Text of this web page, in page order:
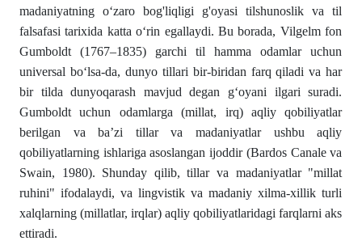
madaniyatning o‘zaro bog'liqligi g'oyasi tilshunoslik va til
falsafasi tarixida katta o‘rin egallaydi. Bu borada, Vilgelm fon
Gumboldt (1767–1835) garchi til hamma odamlar uchun
universal bo‘lsa-da, dunyo tillari bir-biridan farq qiladi va har
bir tilda dunyoqarash mavjud degan g‘oyani ilgari suradi.
Gumboldt uchun odamlarga (millat, irq) aqliy qobiliyatlar
berilgan va ba’zi tillar va madaniyatlar ushbu aqliy
qobiliyatlarning ishlariga asoslangan ijoddir (Bardos Canale va
Swain, 1980). Shunday qilib, tillar va madaniyatlar "millat
ruhini" ifodalaydi, va lingvistik va madaniy xilma-xillik turli
xalqlarning (millatlar, irqlar) aqliy qobiliyatlaridagi farqlarni aks
ettiradi.